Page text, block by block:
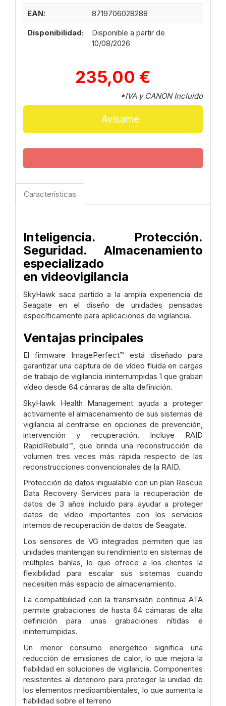
EAN:
8719706028288
Disponibilidad:
Disponible a partir de
10/08/2026
235,00 €
*IVA y CANON Incluido
Avísame
Características
Inteligencia. Protección.
Seguridad. Almacenamiento
especializado
en videovigilancia
SkyHawk saca partido a la amplia experiencia de
Seagate en el diseño de unidades pensadas
específicamente para aplicaciones de vigilancia.
Ventajas principales
El firmware ImagePerfect™ está diseñado para
garantizar una captura de de vídeo fluidaen cargas
de trabajo de vigilancia ininterrumpidas 1 que graban
vídeo desde 64 cámaras de alta definición.
SkyHawk Health Management ayuda a proteger
activamente el almacenamiento de sus sistemas de
vigilancia al centrarse en opciones de prevención,
intervención y recuperación. Incluye RAID
RapidRebuild™, que brinda una reconstrucción de
volumentres veces más rápida respecto de las
reconstrucciones convencionales de la RAID.
Protección de datos inigualable con un plan Rescue
Data Recovery Services para larecuperación de
datos de 3 años incluido para ayudar a proteger
datos de vídeo importantes con los servicios
internos de recuperación de datos de Seagate.
Los sensores de VG integrados permiten que las
unidades mantengan su rendimiento en sistemas de
múltiples bahías, lo que ofrece a los clientes la
flexibilidad para escalar sus sistemas cuando
necesiten más espacio de almacenamiento.
La compatibilidad con la transmisión continua ATA
permite grabaciones de hasta 64cámaras de alta
definición para unas grabaciones nítidas e
ininterrumpidas.
Un menor consumo energético significa una
reducción de emisiones de calor, lo que mejora la
fiabilidad en soluciones de vigilancia. Componentes
resistentes al deterioro para proteger la unidad de
los elementos medioambientales, lo que aumenta la
fiabilidad sobre el terreno